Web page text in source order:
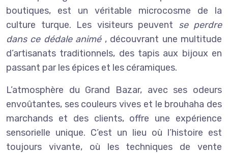
boutiques, est un véritable microcosme de la
culture turque. Les visiteurs peuvent se perdre
dans ce dédale animé , découvrant une multitude
d’artisanats traditionnels, des tapis aux bijoux en
passant par les épices et les céramiques.
L’atmosphère du Grand Bazar, avec ses odeurs
envoûtantes, ses couleurs vives et le brouhaha des
marchands et des clients, offre une expérience
sensorielle unique. C’est un lieu où l’histoire est
toujours vivante, où les techniques de vente